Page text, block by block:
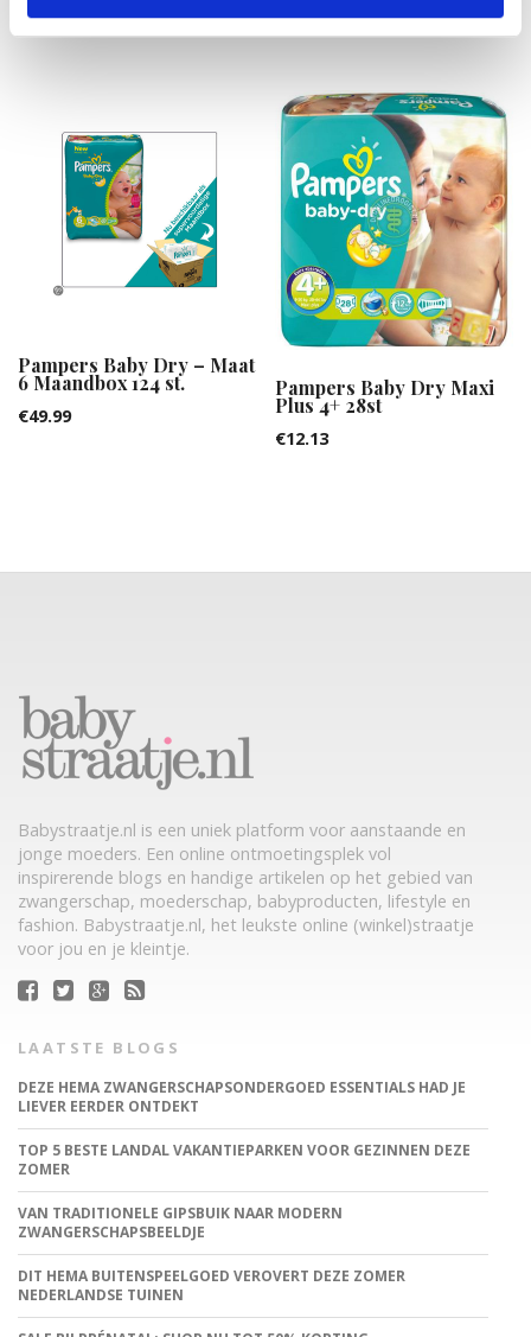
Pampers Baby Dry – Maat
6 Maandbox 124 st.
€49.99
Pampers Baby Dry Maxi
Plus 4+ 28st
€12.13
Babystraatje.nl is een uniek platform voor aanstaande en
jonge moeders. Een online ontmoetingsplek vol
inspirerende blogs en handige artikelen op het gebied van
zwangerschap, moederschap, babyproducten, lifestyle en
fashion. Babystraatje.nl, het leukste online (winkel)straatje
voor jou en je kleintje.
LAATSTE BLOGS
DEZE HEMA ZWANGERSCHAPSONDERGOED ESSENTIALS HAD JE
LIEVER EERDER ONTDEKT
TOP 5 BESTE LANDAL VAKANTIEPARKEN VOOR GEZINNEN DEZE
ZOMER
VAN TRADITIONELE GIPSBUIK NAAR MODERN
ZWANGERSCHAPSBEELDJE
DIT HEMA BUITENSPEELGOED VEROVERT DEZE ZOMER
NEDERLANDSE TUINEN